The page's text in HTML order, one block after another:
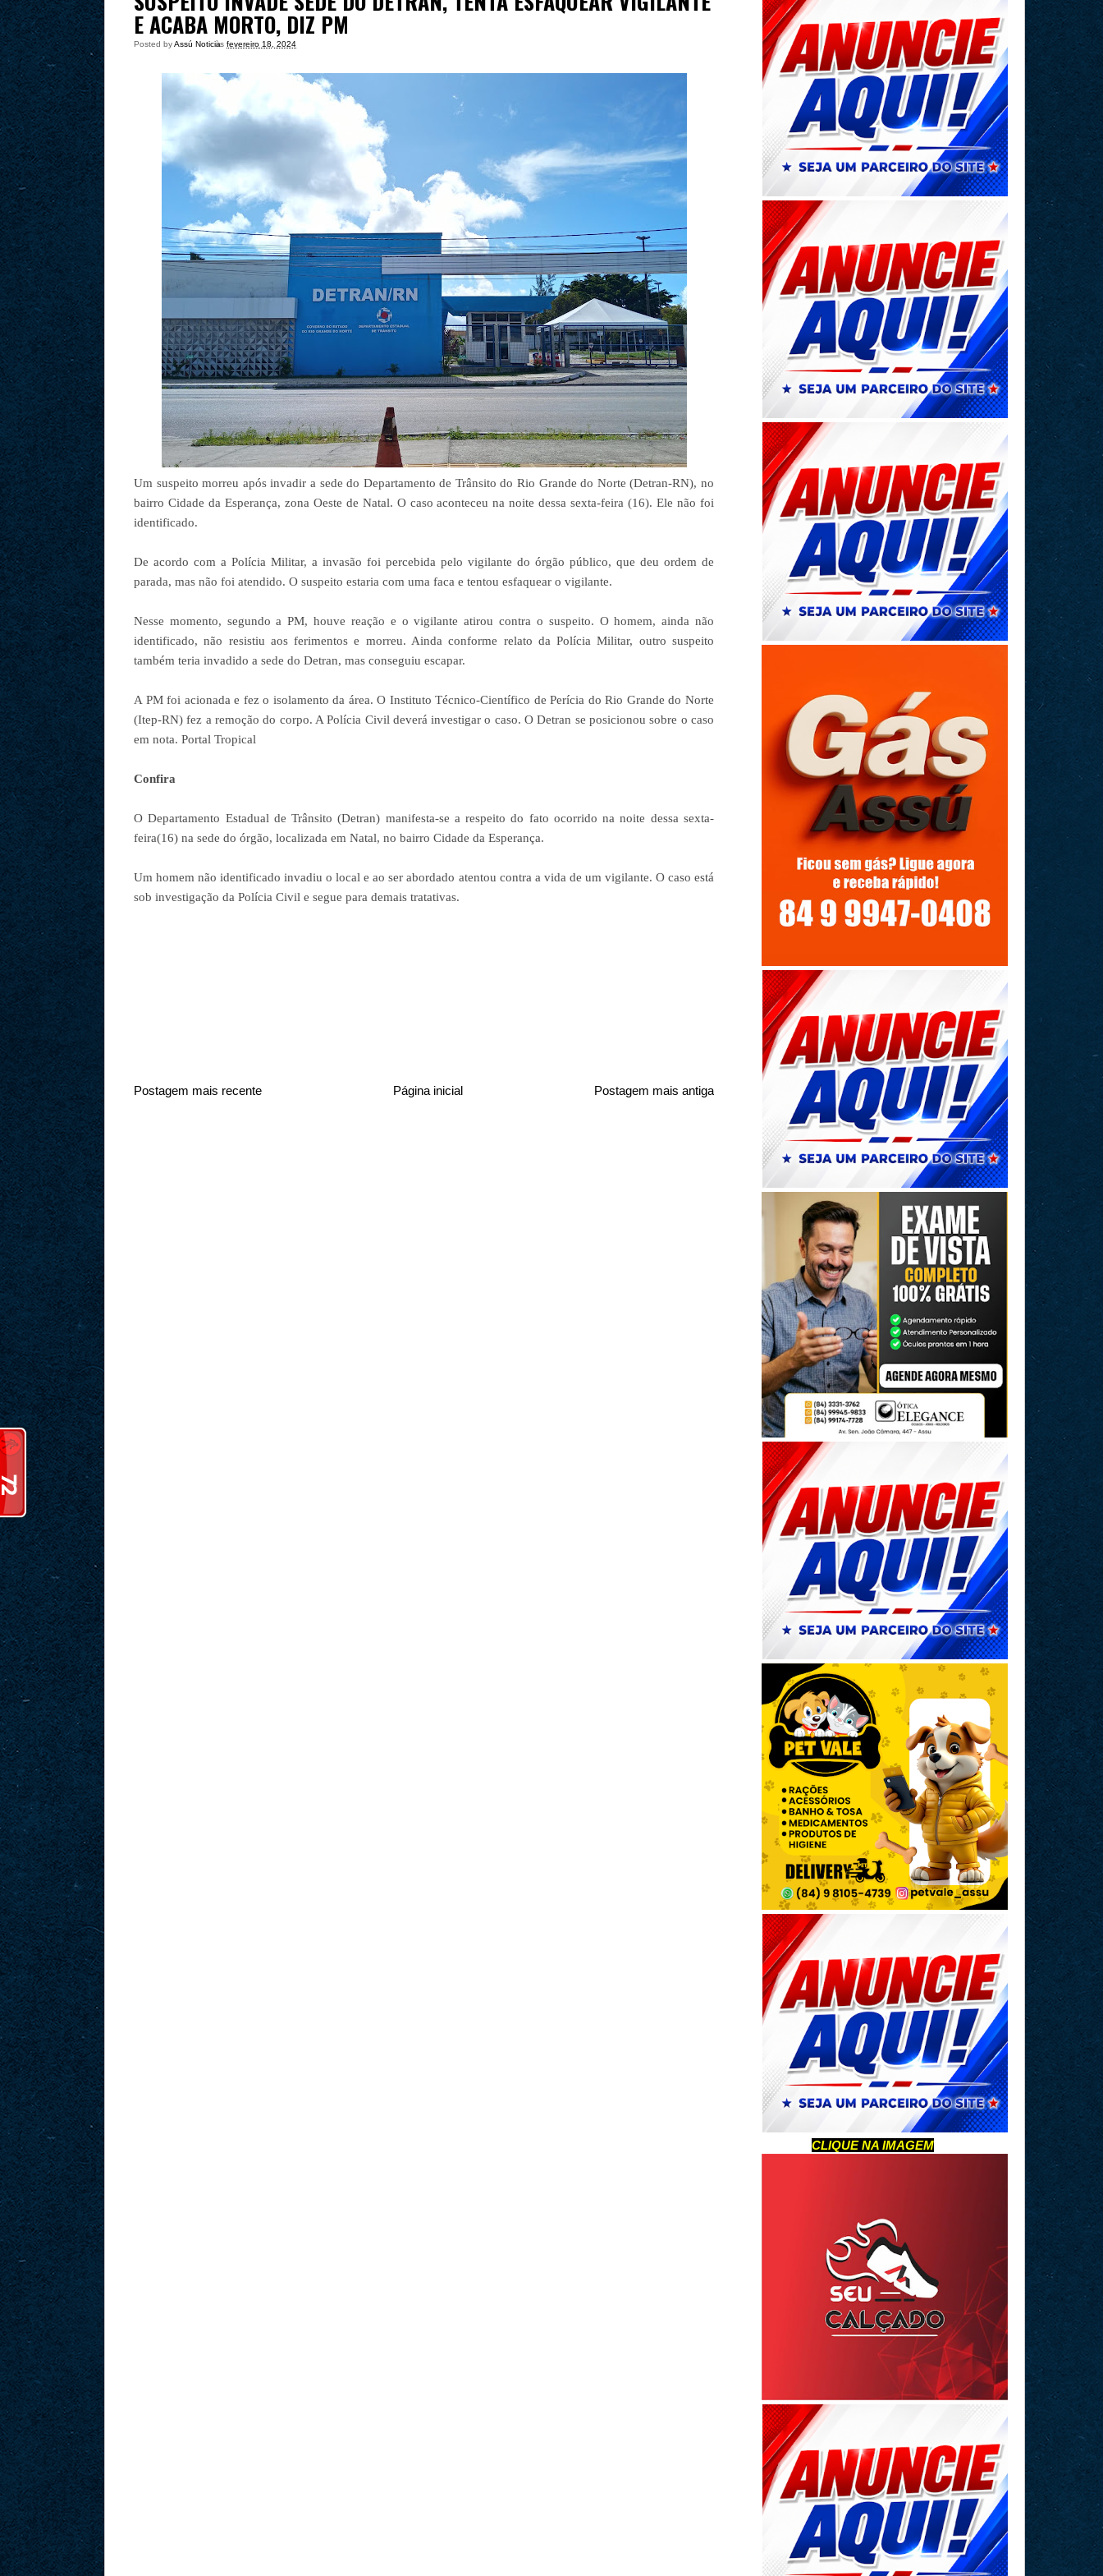
E ACABA MORTO, DIZ PM
Posted byAssú Noticia
às fevereiro 18, 2024
Um suspeito morreu após invadir a sede do Departamento de Trânsito do Rio Grande do Norte (Detran-RN), no
bairro Cidade da Esperança, zona Oeste de Natal. O caso aconteceu na noite dessa sexta-feira (16). Ele não foi
identificado.
De acordo com a Polícia Militar, a invasão foi percebida pelo vigilante do órgão público, que deu ordem de
parada, mas não foi atendido. O suspeito estaria com uma faca e tentou esfaquear o vigilante.
Nesse momento, segundo a PM, houve reação e o vigilante atirou contra o suspeito. O homem, ainda não
identificado, não resistiu aos ferimentos e morreu. Ainda conforme relato da Polícia Militar, outro suspeito
também teria invadido a sede do Detran, mas conseguiu escapar.
A PM foi acionada e fez o isolamento da área. O Instituto Técnico-Científico de Perícia do Rio Grande do Norte
(Itep-RN) fez a remoção do corpo. A Polícia Civil deverá investigar o caso. O Detran se posicionou sobre o caso
em nota. Portal Tropical
Confira
O Departamento Estadual de Trânsito (Detran) manifesta-se a respeito do fato ocorrido na noite dessa sexta-
feira(16) na sede do órgão, localizada em Natal, no bairro Cidade da Esperança.
Um homem não identificado invadiu o local e ao ser abordado atentou contra a vida de um vigilante. O caso está
sob investigação da Polícia Civil e segue para demais tratativas.
Postagem mais recente Postagem mais antiga
Página inicial
CLIQUE NA IMAGEM